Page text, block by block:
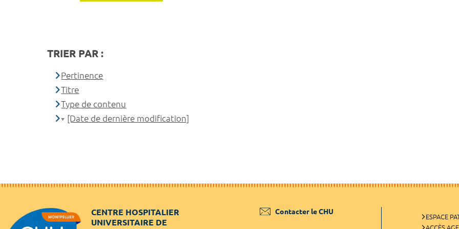
TRIER PAR :
Pertinence
Titre
Type de contenu
[Date de dernière modification]
CENTRE HOSPITALIER
UNIVERSITAIRE DE
Contacter le CHU
ESPACE
ACCÈS